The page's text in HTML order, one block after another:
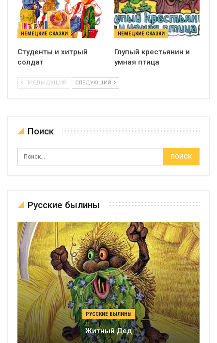
НЕМЕЦКИЕ СКАЗКИ
Студенты и хитрый
солдат
НЕМЕЦКИЕ СКАЗКИ
Глупый крестьянин и
умная птица
ПРЕДЫДУЩИЙ СЛЕДУЮЩИЙ
Поиск
Русские былины
РУССКИЕ БЫЛИНЫ
Житный Дед